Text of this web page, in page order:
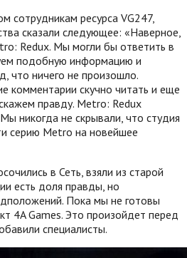
сотрудникам ресурса VG247,
сказали следующее: «Наверное,
Redux. Мы могли бы ответить в
подобную информацию и
что ничего не произошло.
комментарии скучно читать и еще
правду. Metro: Redux
никогда не скрывали, что студия
серию Metro на новейшее
в Сеть, взяли из старой
есть доля правды, но
Пока мы не готовы
4A Games. Это произойдет перед
специалисты.